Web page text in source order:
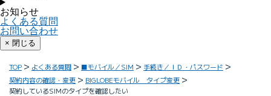
お知らせ
よくある質問
お問い合わせ
× 閉じる
TOP よくある質問 ■モバイル／SIM
手続き／ＩＤ・パスワード
契約内容の確認・変更
BIGLOBEモバイル タイプ変更
契約しているSIMのタイプを確認したい